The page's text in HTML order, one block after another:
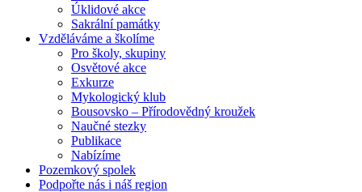
Úklidové akce
Sakrální památky
Vzděláváme a školíme
Pro školy, skupiny
Osvětové akce
Exkurze
Mykologický klub
Bousovsko – Přírodovědný kroužek
Naučné stezky
Publikace
Nabízíme
Pozemkový spolek
Podpořte nás i náš region